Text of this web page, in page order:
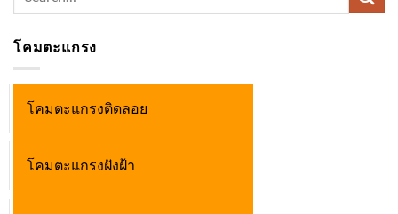
โคมตะแกรง
โคมตะแกรงติดลอย
โคมตะแกรงฝังฝ้า